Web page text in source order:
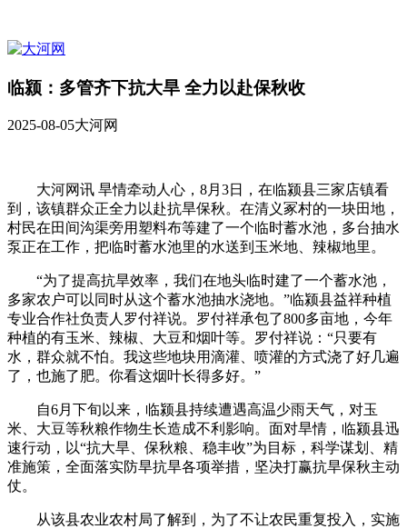
临颍：多管齐下抗大旱 全力以赴保秋收
2025-08-05大河网
大河网讯 旱情牵动人心，8月3日，在临颍县三家店镇看
到，该镇群众正全力以赴抗旱保秋。在清义冢村的一块田地，
村民在田间沟渠旁用塑料布等建了一个临时蓄水池，多台抽水
泵正在工作，把临时蓄水池里的水送到玉米地、辣椒地里。
“为了提高抗旱效率，我们在地头临时建了一个蓄水池，
多家农户可以同时从这个蓄水池抽水浇地。”临颍县益祥种植
专业合作社负责人罗付祥说。罗付祥承包了800多亩地，今年
种植的有玉米、辣椒、大豆和烟叶等。罗付祥说：“只要有
水，群众就不怕。我这些地块用滴灌、喷灌的方式浇了好几遍
了，也施了肥。你看这烟叶长得多好。”
自6月下旬以来，临颍县持续遭遇高温少雨天气，对玉
米、大豆等秋粮作物生长造成不利影响。面对旱情，临颍县迅
速行动，以“抗大旱、保秋粮、稳丰收”为目标，科学谋划、精
准施策，全面落实防旱抗旱各项举措，坚决打赢抗旱保秋主动
仗。
从该县农业农村局了解到，为了不让农民重复投入，实施